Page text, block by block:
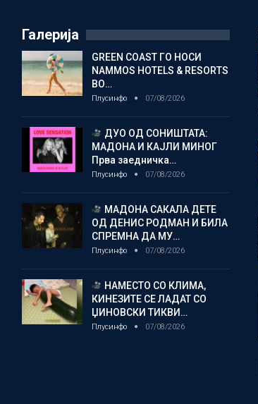
Галерија
GREEN COAST ГО НОСИ
NAMMOS HOTELS & RESORTS
ВО…
Плусинфо 07/08/2026
ДУО ОД СОНИШТАТА:
МАДОНА И КАЈЛИ МИНОГ
Прва заедничка…
Плусинфо 07/08/2026
МАДОНА САКАЛА ДЕТЕ
ОД ДЕНИС РОДМАН И БИЛА
СПРЕМНА ДА МУ…
Плусинфо 07/08/2026
НАМЕСТО СО КЛИМА,
КИНЕЗИТЕ СЕ ЛАДАТ СО
ЏИНОВСКИ ТИКВИ…
Плусинфо 07/08/2026